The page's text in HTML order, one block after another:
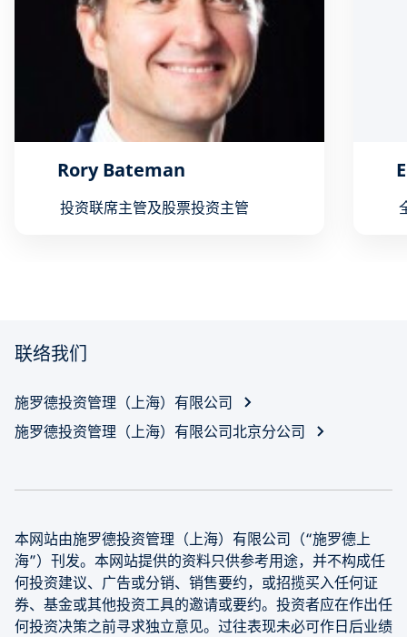
Rory Bateman
投资联席主管及股票投资主管
联络我们
施罗德投资管理（上海）有限公司
施罗德投资管理（上海）有限公司北京分公司
本网站由施罗德投资管理（上海）有限公司（“施罗德上
海”）刊发。本网站提供的资料只供参考用途，并不构成任
何投资建议、广告或分销、销售要约，或招揽买入任何证
券、基金或其他投资工具的邀请或要约。投资者应在作出任
何投资决策之前寻求独立意见。过往表现未必可作日后业绩